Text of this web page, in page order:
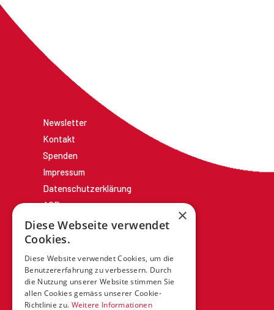
Newsletter
Kontakt
Spenden
Impressum
Datenschutzerklärung
AGBs
×
Diese Webseite verwendet
Cookies.
Diese Website verwendet Cookies, um die
Benutzererfahrung zu verbessern. Durch
die Nutzung unserer Website stimmen Sie
allen Cookies gemäss unserer Cookie-
Richtlinie zu. Weitere Informationen